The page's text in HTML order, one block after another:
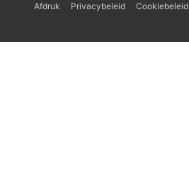
Afdruk Privacybeleid Cookiebeleid